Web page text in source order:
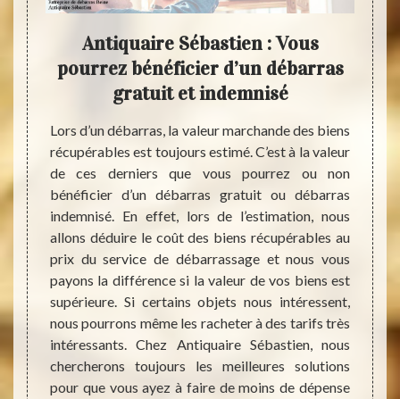
à
de
peut
Un
des
Antiquaire Sébastien : Vous
pourrez bénéficier d’un débarras
gratuit et indemnisé
Lors d’un débarras, la valeur marchande des biens
récupérables est toujours estimé. C’est à la valeur
de ces derniers que vous pourrez ou non
bénéficier d’un débarras gratuit ou débarras
indemnisé. En effet, lors de l’estimation, nous
allons déduire le coût des biens récupérables au
prix du service de débarrassage et nous vous
payons la différence si la valeur de vos biens est
supérieure. Si certains objets nous intéressent,
nous pourrons même les racheter à des tarifs très
intéressants. Chez Antiquaire Sébastien, nous
chercherons toujours les meilleures solutions
pour que vous ayez à faire de moins de dépense
Il est
au
ayez